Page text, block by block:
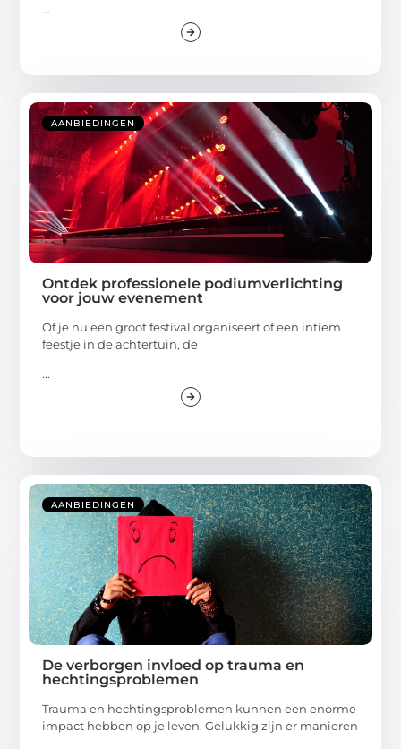
...
AANBIEDINGEN
Ontdek professionele podiumverlichting
voor jouw evenement
Of je nu een groot festival organiseert of een intiem
feestje in de achtertuin, de
...
AANBIEDINGEN
De verborgen invloed op trauma en
hechtingsproblemen
Trauma en hechtingsproblemen kunnen een enorme
impact hebben op je leven. Gelukkig zijn er manieren